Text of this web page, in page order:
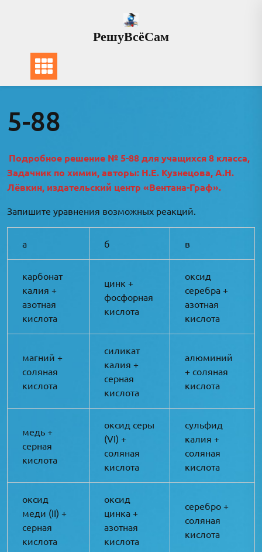
РешуВсёСам
5-88
Подробное решение № 5-88 для учащихся 8 класса,
Задачник по химии, авторы: Н.Е. Кузнецова, А.Н.
Лёвкин, издательский центр «Вентана-Граф».
Запишите уравнения возможных реакций.
а б в
карбонат
калия +
азотная
кислота
цинк +
фосфорная
кислота
оксид
серебра +
азотная
кислота
магний +
соляная
кислота
силикат
калия +
серная
кислота
алюминий
+ соляная
кислота
медь +
серная
кислота
оксид серы
(VI) +
соляная
кислота
сульфид
калия +
соляная
кислота
оксид
меди (II) +
серная
кислота
оксид
цинка +
азотная
кислота
серебро +
соляная
кислота